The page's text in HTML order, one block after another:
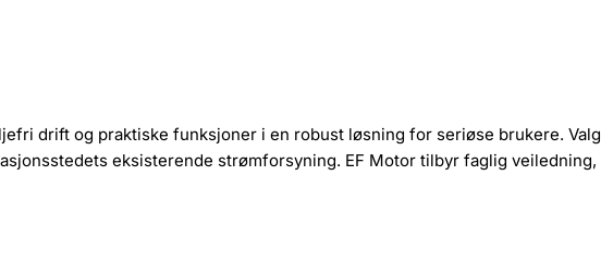
drift og praktiske funksjoner i en robust løsning for seriøse brukere.
eksisterende strømforsyning. EF Motor tilbyr faglig